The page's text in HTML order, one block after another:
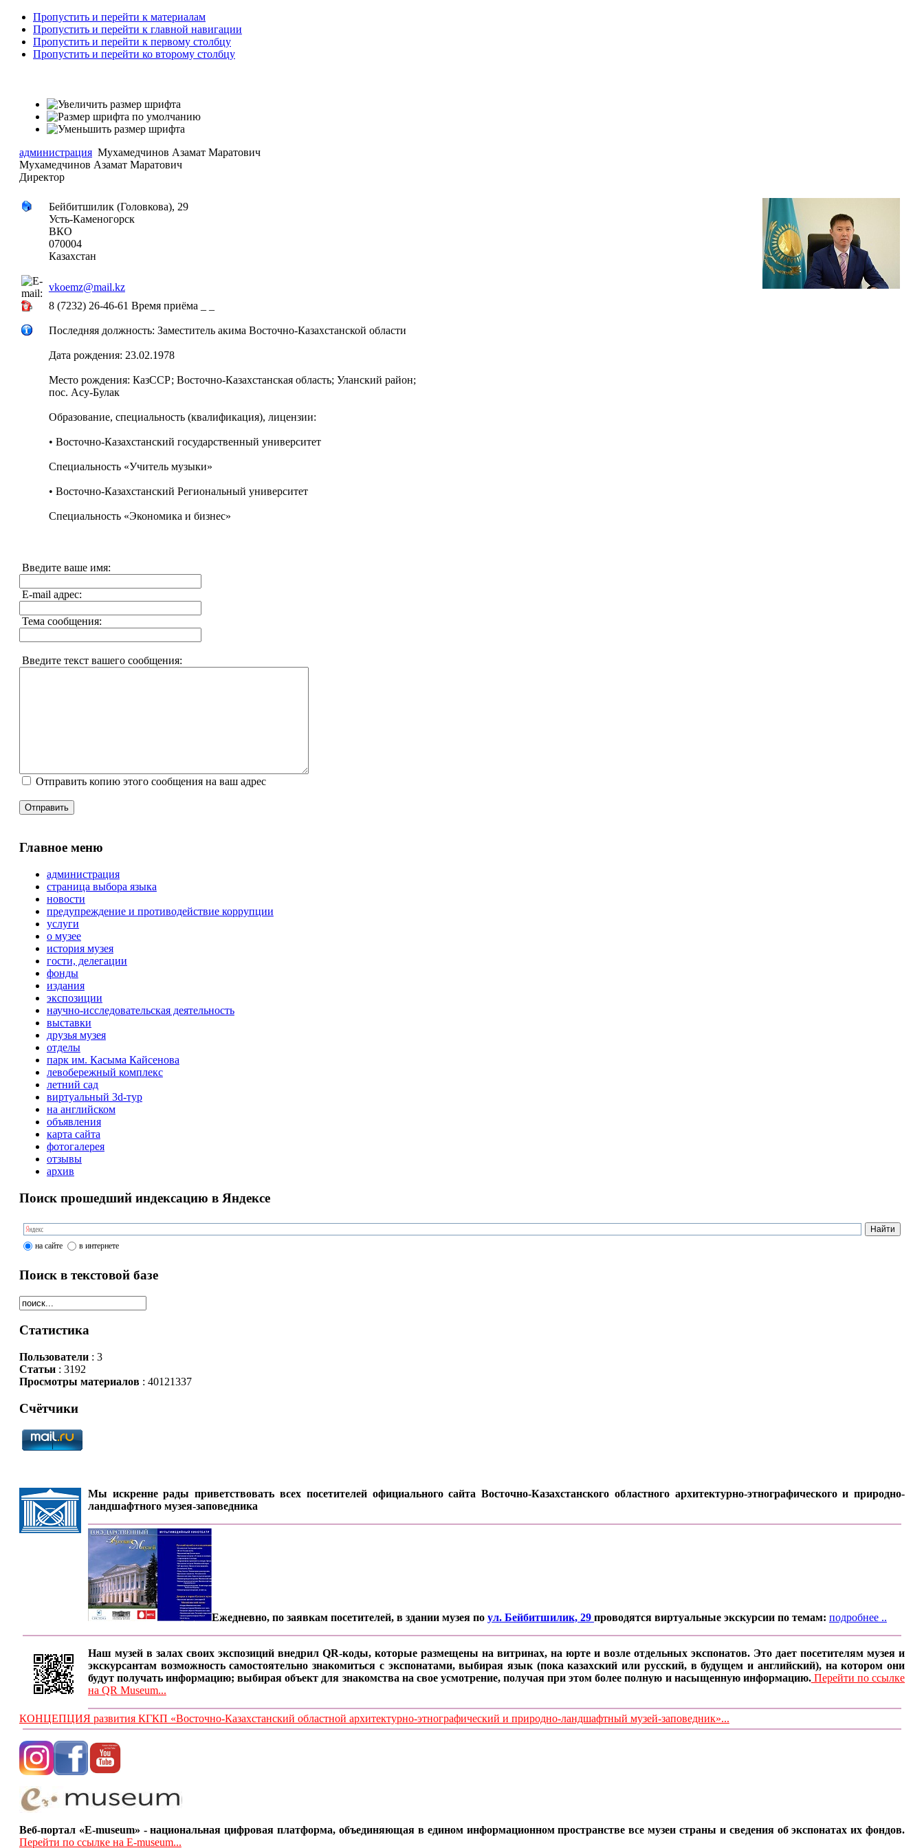
Пропустить и перейти к материалам
Пропустить и перейти к главной навигации
Пропустить и перейти к первому столбцу
Пропустить и перейти ко второму столбцу
администрация Мухамедчинов Азамат Маратович
Мухамедчинов Азамат Маратович
Директор
Бейбитшилик (Головкова), 29
Усть-Каменогорск
ВКО
070004
Казахстан
vkoemz@mail.kz
8 (7232) 26-46-61 Время приёма _ _
Последняя должность: Заместитель акима Восточно-Казахстанской области
Дата рождения: 23.02.1978
Место рождения: КазССР; Восточно-Казахстанская область; Уланский район;
пос. Асу-Булак
Образование, специальность (квалификация), лицензии:
• Восточно-Казахстанский государственный университет
Специальность «Учитель музыки»
• Восточно-Казахстанский Региональный университет
Специальность «Экономика и бизнес»
Введите ваше имя:
E-mail адрес:
Тема сообщения:
Введите текст вашего сообщения:
Отправить копию этого сообщения на ваш адрес
Отправить
Главное меню
администрация
страница выбора языка
новости
предупреждение и противодействие коррупции
услуги
о музее
история музея
гости, делегации
фонды
издания
экспозиции
научно-исследовательская деятельность
выставки
друзья музея
отделы
парк им. Касыма Кайсенова
левобережный комплекс
летний сад
виртуальный 3d-тур
на английском
объявления
карта сайта
фотогалерея
отзывы
архив
Поиск прошедший индексацию в Яндексе
на сайте в интернете
Поиск в текстовой базе
Статистика
Пользователи: 3
Статьи: 3192
Просмотры материалов: 40121337
Счётчики
Мы искренне рады приветствовать всех посетителей официального сайта Восточно-Казахстанского областного архитектурно-этнографического и природно-
ландшафтного музея-заповедника
Ежедневно, по заявкам посетителей, в здании музея по ул. Бейбитшилик, 29 проводятся виртуальные экскурсии по темам: подробнее ..
Наш музей в залах своих экспозиций внедрил QR-коды, которые размещены на витринах, на юрте и возле отдельных экспонатов. Это дает посетителям музея и
экскурсантам возможность самостоятельно знакомиться с экспонатами, выбирая язык (пока казахский или русский, в будущем и английский), на котором они
будут получать информацию; выбирая объект для знакомства на свое усмотрение, получая при этом более полную и насыщенную информацию.Перейти по ссылке
на QR Museum...
КОНЦЕПЦИЯ развития КГКП «Восточно-Казахстанский областной архитектурно-этнографический и природно-ландшафтный музей-заповедник»...
Веб-портал «E-museum» - национальная цифровая платформа, объединяющая в едином информационном пространстве все музеи страны и сведения об экспонатах их фондов.
Перейти по ссылке на E-museum...